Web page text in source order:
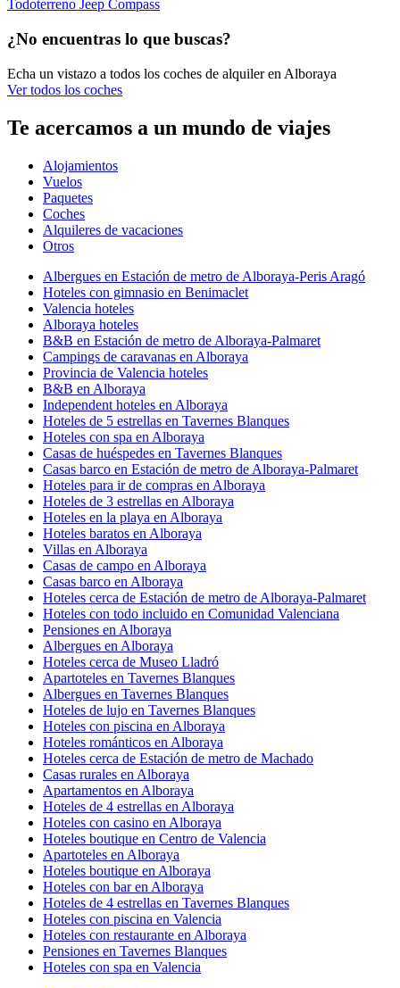
Todoterreno Jeep Compass
¿No encuentras lo que buscas?
Echa un vistazo a todos los coches de alquiler en Alboraya
Ver todos los coches
Te acercamos a un mundo de viajes
Alojamientos
Vuelos
Paquetes
Coches
Alquileres de vacaciones
Otros
Albergues en Estación de metro de Alboraya-Peris Aragó
Hoteles con gimnasio en Benimaclet
Valencia hoteles
Alboraya hoteles
B&B en Estación de metro de Alboraya-Palmaret
Campings de caravanas en Alboraya
Provincia de Valencia hoteles
B&B en Alboraya
Independent hoteles en Alboraya
Hoteles de 5 estrellas en Tavernes Blanques
Hoteles con spa en Alboraya
Casas de huéspedes en Tavernes Blanques
Casas barco en Estación de metro de Alboraya-Palmaret
Hoteles para ir de compras en Alboraya
Hoteles de 3 estrellas en Alboraya
Hoteles en la playa en Alboraya
Hoteles baratos en Alboraya
Villas en Alboraya
Casas de campo en Alboraya
Casas barco en Alboraya
Hoteles cerca de Estación de metro de Alboraya-Palmaret
Hoteles con todo incluido en Comunidad Valenciana
Pensiones en Alboraya
Albergues en Alboraya
Hoteles cerca de Museo Lladró
Apartoteles en Tavernes Blanques
Albergues en Tavernes Blanques
Hoteles de lujo en Tavernes Blanques
Hoteles con piscina en Alboraya
Hoteles románticos en Alboraya
Hoteles cerca de Estación de metro de Machado
Casas rurales en Alboraya
Apartamentos en Alboraya
Hoteles de 4 estrellas en Alboraya
Hoteles con casino en Alboraya
Hoteles boutique en Centro de Valencia
Apartoteles en Alboraya
Hoteles boutique en Alboraya
Hoteles con bar en Alboraya
Hoteles de 4 estrellas en Tavernes Blanques
Hoteles con piscina en Valencia
Hoteles con restaurante en Alboraya
Pensiones en Tavernes Blanques
Hoteles con spa en Valencia